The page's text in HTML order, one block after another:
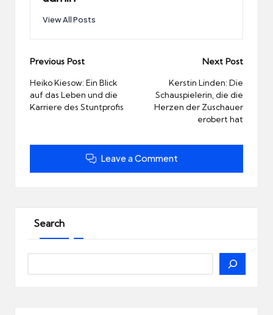
View All Posts
Post
navigation
Previous Post
Heiko Kiesow: Ein Blick
auf das Leben und die
Karriere des Stuntprofis
Next Post
Kerstin Linden: Die
Schauspielerin, die die
Herzen der Zuschauer
erobert hat
Leave a Comment
Search